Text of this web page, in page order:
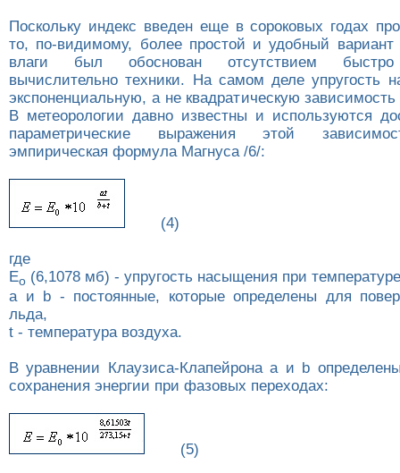
Поскольку индекс введен еще в сороковых годах
то, по-видимому, более простой и удобный вариант
влаги был обоснован отсутствием
вычислительно техники. На самом деле упругость
экспоненциальную, а не квадратическую
В метеорологии давно известны и используются
параметрические выражения этой
эмпирическая формула Магнуса /6/:
(4)
где
Eo (6,1078 мб) - упругость насыщения при
a и b - постоянные, которые определены для
льда,
t - температура воздуха.
В уравнении Клаузиса-Клапейрона a и b
сохранения энергии при фазовых переходах:
(5)